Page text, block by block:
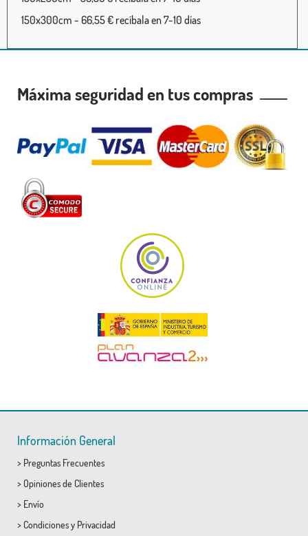
150x300cm - 66,55 € recíbala en 7-10 días
Máxima seguridad en tus compras
Información General
> Preguntas Frecuentes
> Opiniones de Clientes
> Envío
> Condicionesy Privacidad